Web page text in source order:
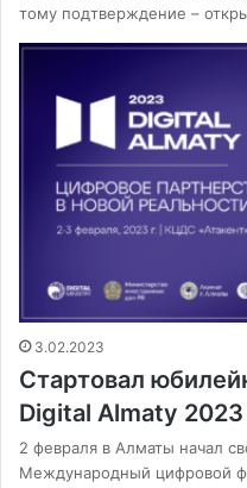
тому подтверждение –
3.02.2023
Стартовал
Digital Almaty 2023
2 февраля в Алматы начал
Международный цифровой